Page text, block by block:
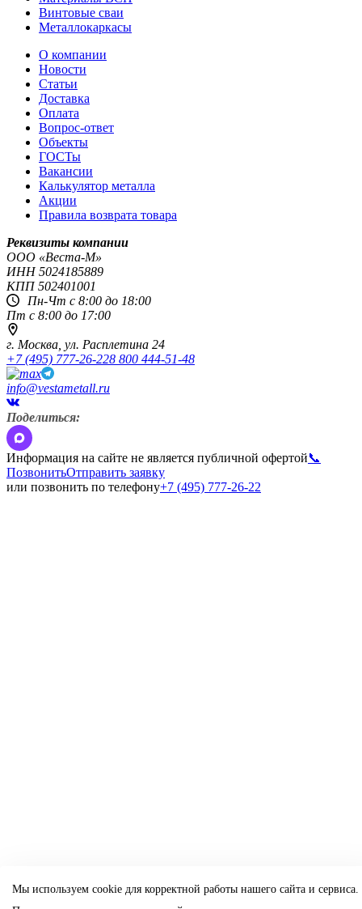
Винтовые сваи
Металлокаркасы
О компании
Новости
Статьи
Доставка
Оплата
Вопрос-ответ
Объекты
ГОСТы
Вакансии
Калькулятор металла
Акции
Правила возврата товара
Реквизиты компании
OOO «Веста-М»
ИНН5024185889
КПП502401001
Пн-Чт с 8:00 до 18:00
Пт с 8:00 до 17:00
г. Москва, ул. Расплетина 24
+7 (495) 777-26-228 800 444-51-48
info@vestametall.ru
Поделиться:
Информация на сайте не является публичной офертой📞
ПозвонитьОтправить заявку
или позвонить по телефону+7 (495) 777-26-22
Мы используем cookie для корректной работы нашего сайта и сервиса.